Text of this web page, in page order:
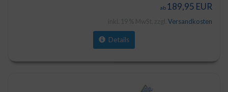
ab 189,95 EUR
Versandkosten
Details